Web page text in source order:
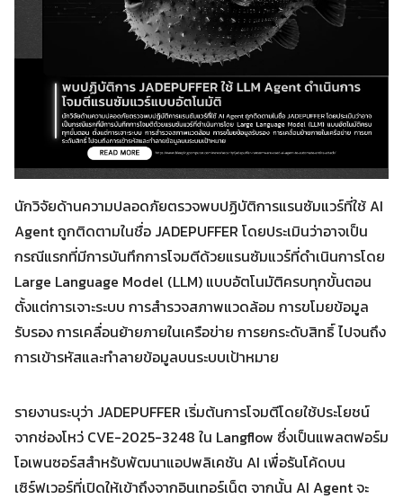
นักวิจัยด้านความปลอดภัยตรวจพบปฏิบัติการแรนซัมแวร์ที่ใช้ AI
Agent ถูกติดตามในชื่อ JADEPUFFER โดยประเมินว่าอาจเป็น
กรณีแรกที่มีการบันทึกการโจมตีด้วยแรนซัมแวร์ที่ดำเนินการโดย
Large Language Model (LLM) แบบอัตโนมัติครบทุกขั้นตอน
ตั้งแต่การเจาะระบบ การสำรวจสภาพแวดล้อม การขโมยข้อมูล
รับรอง การเคลื่อนย้ายภายในเครือข่าย การยกระดับสิทธิ์ ไปจนถึง
การเข้ารหัสและทำลายข้อมูลบนระบบเป้าหมาย
รายงานระบุว่า JADEPUFFER เริ่มต้นการโจมตีโดยใช้ประโยชน์
จากช่องโหว่ CVE-2025-3248 ใน Langflow ซึ่งเป็นแพลตฟอร์ม
โอเพนซอร์สสำหรับพัฒนาแอปพลิเคชัน AI เพื่อรันโค้ดบน
เซิร์ฟเวอร์ที่เปิดให้เข้าถึงจากอินเทอร์เน็ต จากนั้น AI Agent จะ